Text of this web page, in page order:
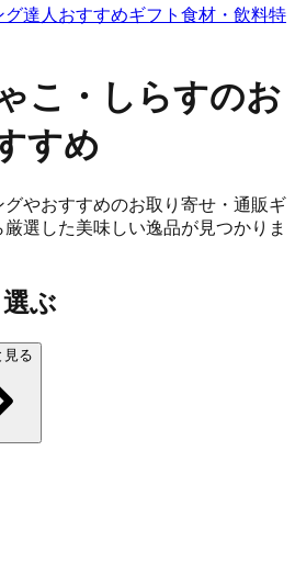
グ達人おすすめギフト 食材・飲料特
こ・しらすのお
すめ
やおすすめのお取り寄せ・通販ギ
選した美味しい逸品が見つかりま
ぶ
見る